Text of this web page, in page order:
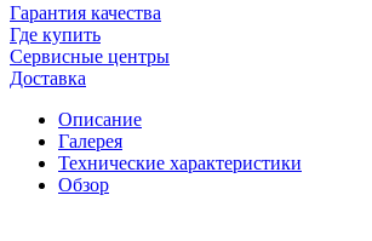
Гарантия качества
Где купить
Сервисные центры
Доставка
Описание
Галерея
Технические характеристики
Обзор